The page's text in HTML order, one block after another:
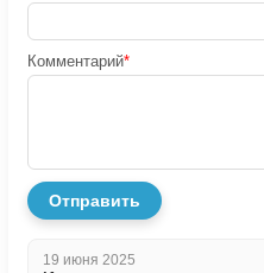
Комментарий*
Отправить
19 июня 2025